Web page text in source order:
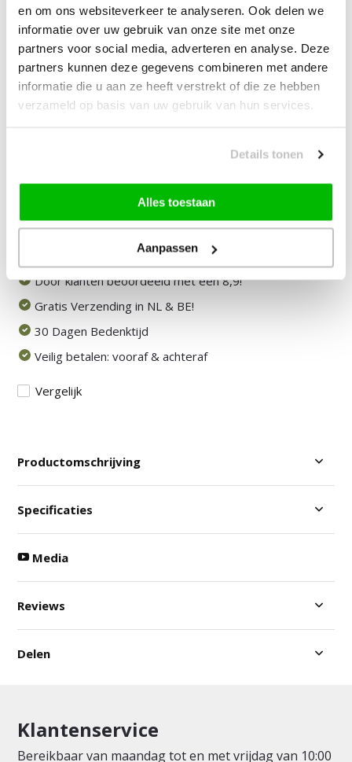
en om ons websiteverkeer te analyseren. Ook delen we
informatie over uw gebruik van onze site met onze
partners voor social media, adverteren en analyse. Deze
partners kunnen deze gegevens combineren met andere
informatie die u aan ze heeft verstrekt of die ze hebben
verzameld op basis van uw gebruik van hun services.
Details tonen
Alles toestaan
Aanpassen
vanaf —10% korting
Bundelkorting:79,00
vinden.
Stuur mail of bel 085-2007065
Door klanten beoordeeld met een 8,9!
Gratis Verzending in NL & BE!
30 Dagen Bedenktijd
Veilig betalen: vooraf & achteraf
Vergelijk
Productomschrijving
Specificaties
Media
Reviews
Delen
Klantenservice
Bereikbaar van maandag tot en met vrijdag van 10:00